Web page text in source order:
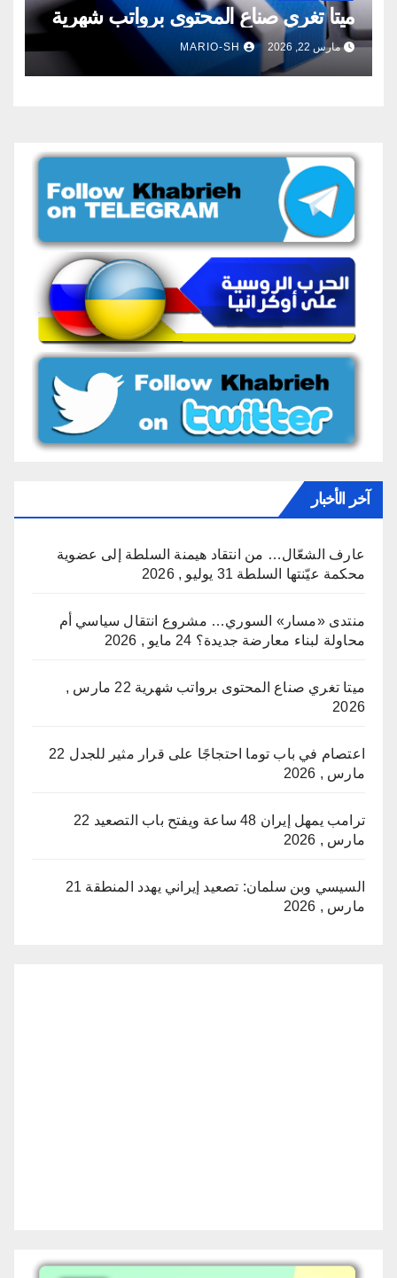
ميتا تغري صناع المحتوى برواتب شهرية
مارس 22, 2026 MARIO-SH
آخر الأخبار
عارف الشعّال… من انتقاد هيمنة السلطة إلى عضوية
محكمة عيّنتها السلطة 31 يوليو , 2026
منتدى «مسار» السوري… مشروع انتقال سياسي أم
محاولة لبناء معارضة جديدة؟ 24 مايو , 2026
ميتا تغري صناع المحتوى برواتب شهرية
22 مارس ,
2026
اعتصام في باب توما احتجاجًا على قرار مثير للجدل 22
مارس , 2026
ترامب يمهل إيران 48 ساعة ويفتح باب التصعيد
22
مارس , 2026
السيسي وبن سلمان: تصعيد إيراني يهدد المنطقة 21
مارس , 2026